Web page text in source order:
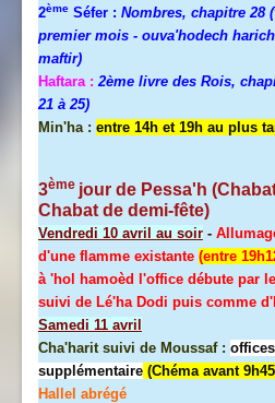
2ème Séfer : Nombres, chapitre 28
premier mois - ouva'hodech
maftir)
Haftara : 2ème livre des Rois,
21 à 25)
Min'ha : entre 14h et 19h au plus
3ème jour de Pessa'h
Chabat de demi-fête)
Vendredi 10 avril au soir -
d'une flamme existante (entre
à 'hol hamoèd l'office débute par
suivi de Lé'ha Dodi puis comme
Samedi 11 avril
Cha'harit suivi de Moussaf :
supplémentaire (Chéma avant
Hallel abrégé